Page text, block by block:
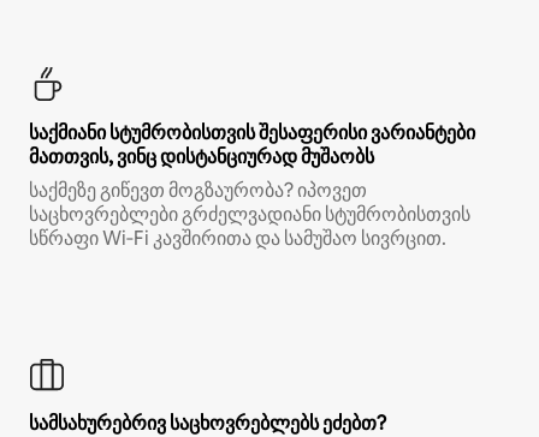
საქმიანი სტუმრობისთვის შესაფერისი ვარიანტები
მათთვის, ვინც დისტანციურად მუშაობს
საქმეზე გიწევთ მოგზაურობა? იპოვეთ
საცხოვრებლები გრძელვადიანი სტუმრობისთვის
სწრაფი Wi‑Fi კავშირითა და სამუშაო სივრცით.
სამსახურებრივ საცხოვრებლებს ეძებთ?